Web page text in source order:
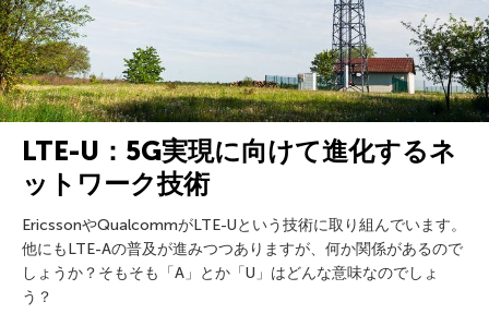
LTE-U：5G実現に向けて進化するネ
ットワーク技術
EricssonやQualcommがLTE-Uという技術に取り組んでいます。
他にもLTE-Aの普及が進みつつありますが、何か関係があるので
しょうか？そもそも「A」とか「U」はどんな意味なのでしょ
う？